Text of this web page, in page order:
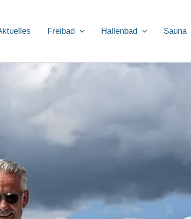
Freibad Hallenbad Sauna